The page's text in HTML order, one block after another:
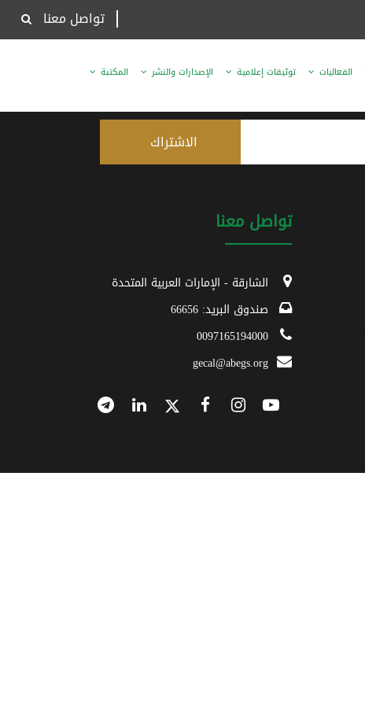
تواصل معنا
الفعاليات توثيقات إعلامية الإصدارات والنشر المكتبة
تواصل معنا
الشارقة - الإمارات العربية المتحدة
صندوق البريد: 66656
0097165194000
gecal@abegs.org